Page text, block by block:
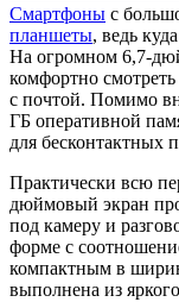
Смартфоны с
планшеты, ведь
На огромном 6,7-
комфортно
с почтой. Помимо
ГБ оперативной
для бесконтактных
Практически всю
дюймовый экран
под камеру и
форме с
компактным в
выполнена из